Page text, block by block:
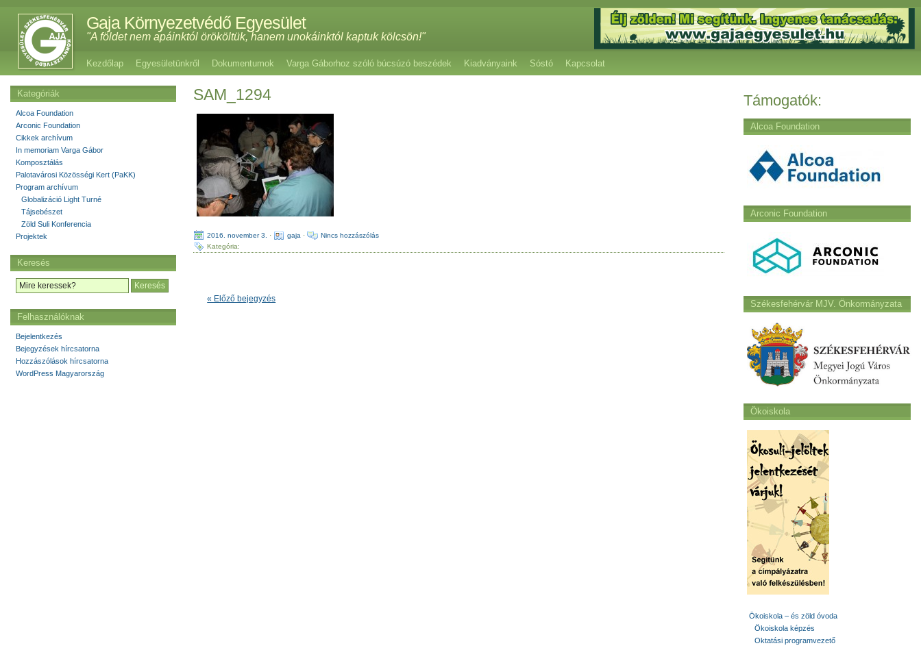
Gaja Környezetvédő Egyesület
"A földet nem apáinktól örököltük, hanem unokáinktól kaptuk kölcsön!"
Kezdőlap Egyesületünkről Dokumentumok Varga Gáborhoz szóló búcsúzó beszédek Kiadványaink Sóstó Kapcsolat
SAM_1294
2016. november 3. · gaja ·
Nincs hozzászólás
Kategória:
« Előző bejegyzés
Támogatók:
Alcoa Foundation
Arconic Foundation
Székesfehérvár MJV. Önkormányzata
Ökoiskola
Ökoiskola – és zöld óvoda
Ökoiskola képzés
Oktatási programvezető
Kategóriák
Alcoa Foundation
Arconic Foundation
Cikkek archívum
In memoriam Varga Gábor
Komposztálás
Palotavárosi Közösségi Kert (PaKK)
Program archívum
Globalizáció Light Turné
Tájsebészet
Zöld Suli Konferencia
Projektek
Keresés
Felhasználóknak
Bejelentkezés
Bejegyzések hírcsatorna
Hozzászólások hírcsatorna
WordPress Magyarország